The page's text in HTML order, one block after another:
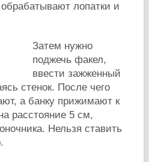
лопатки и
Затем нужно
поджечь факел,
ввести зажженный
стенок. После чего
а банку прижимают к
расстояние 5 см,
Нельзя ставить